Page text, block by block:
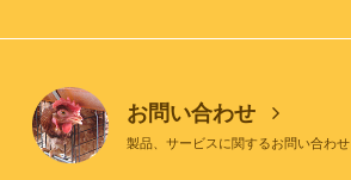
お問い合わせ
製品、サービスに関するお問い合わせ